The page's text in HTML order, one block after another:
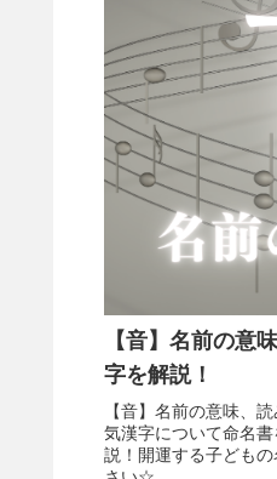
【音】名前の意
字を解説！
【音】名前の意味、
気漢字について命名
説！開運する子ども